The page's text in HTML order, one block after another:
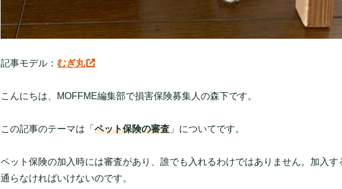
記事モデル： むぎ丸
こんにちは、MOFFME編集部で損害保険募集人の森下です。
この記事のテーマは「 ペット保険の審査 」についてです。
ペット保険の加入時には審査があり、誰でも入れるわけではありません。加入す
通らなければいけないのです。